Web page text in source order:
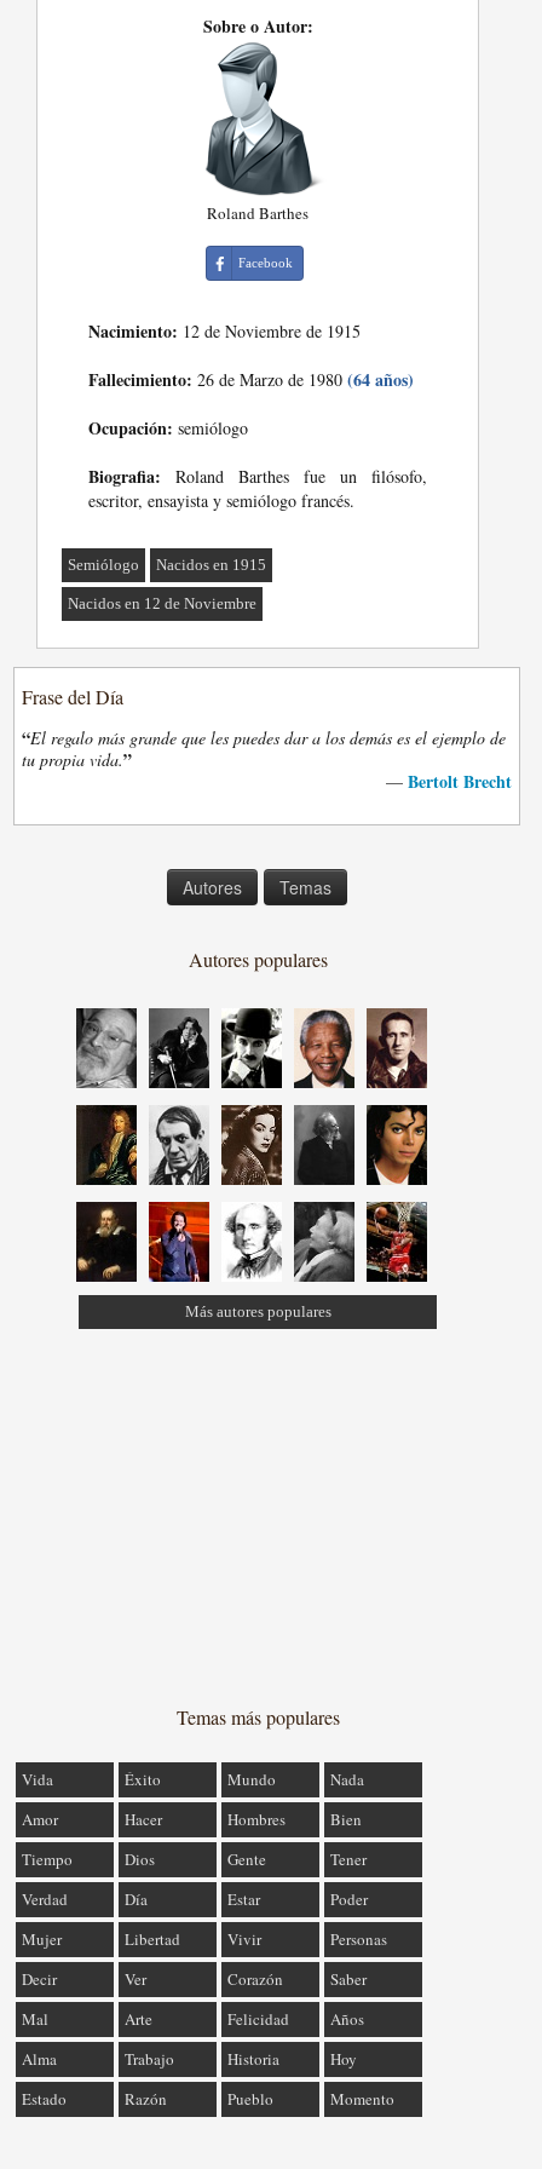
Sobre o Autor:
Roland Barthes
Facebook
Nacimiento: 12 de Noviembre de 1915
Fallecimiento: 26 de Marzo de 1980(64 años)
Ocupación: semiólogo
Biografia: Roland Barthes fue un filósofo,
escritor, ensayista y semiólogo francés.
Semiólogo Nacidos en 1915
Nacidos en 12 de Noviembre
Frase del Día
“El regalo más grande que les puedes dar a los demás es el ejemplo de
tu propia vida.”
— Bertolt Brecht
Autores Temas
Autores populares
Más autores populares
Temas más populares
Vida Éxito Mundo
Nada
Amor
Hacer Hombres
Bien
Tiempo
Dios Gente
Tener
Verdad
Día Estar
Poder
Mujer
Libertad Vivir
Personas
Decir
Ver Corazón
Saber
Mal
Arte Felicidad
Años
Alma
Trabajo Historia
Hoy
Estado
Razón Pueblo Momento